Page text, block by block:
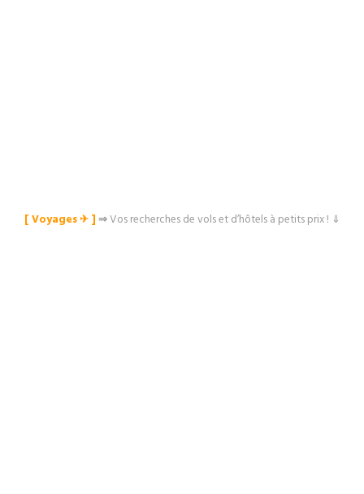
[ Voyages ✈︎ ]⇒Vos recherches de vols et d’hôtels à petits prix ! ⇓